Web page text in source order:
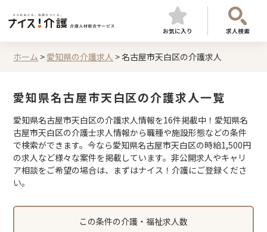
お気に入り 求人検索
ホーム > 愛知県の介護求人 >名古屋市天白区の介護求人
愛知県名古屋市天白区の介護求人一覧
愛知県名古屋市天白区の介護求人情報を16件掲載中！愛知県名
古屋市天白区の介護士求人情報から職種や施設形態などの条件
で検索ができます。今なら愛知県名古屋市天白区の時給1,500円
の求人など様々な案件を掲載しています。非公開求人やキャリ
ア相談をご希望の場合は、まずはナイス！介護にご登録くださ
い。
この条件の介護・福祉求人数